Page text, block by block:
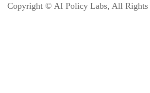
Copyright © AI Policy Labs, All Rights